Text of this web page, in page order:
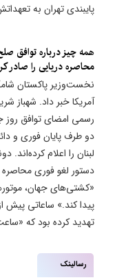
پایبندی تهران به
همه چیز درباره توافق
محاصره دریایی را صادر
نخست‌وزیر پاکستان
آمریکا خبر داد.
دو طرف پایان فوری و
لبنان را اعلام
دستور لغو فوری محاصره
«کشتی‌های جهان،
پیدا کند.» ساعاتی پیش
تهدید کرده بود که
رسالینک